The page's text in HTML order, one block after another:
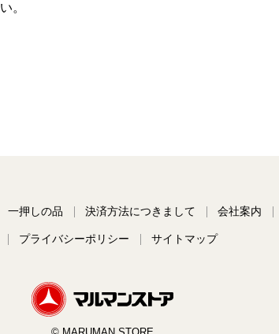
。
一押しの品 決済方法につきまして 会社案内
プライバシーポリシー サイトマップ